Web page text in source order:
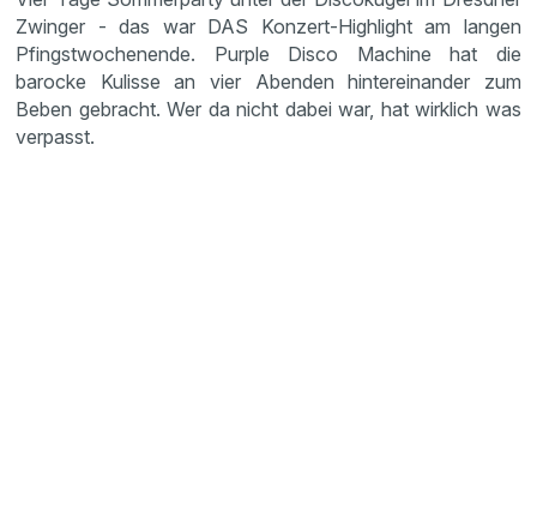
Zwinger - das war DAS Konzert-Highlight am langen
Pfingstwochenende. Purple Disco Machine hat die
barocke Kulisse an vier Abenden hintereinander zum
Beben gebracht. Wer da nicht dabei war, hat wirklich was
verpasst.